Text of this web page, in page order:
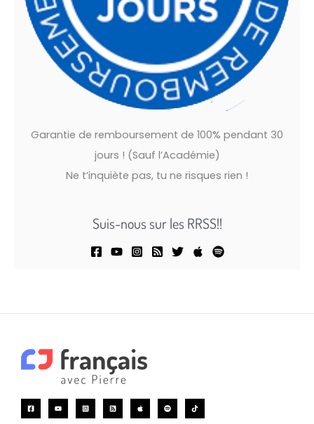
Garantie de remboursement de 100% pendant 30
jours ! (Sauf l’Académie)
Ne t’inquiète pas, tu ne risques rien !
Suis-nous sur les RRSS!!